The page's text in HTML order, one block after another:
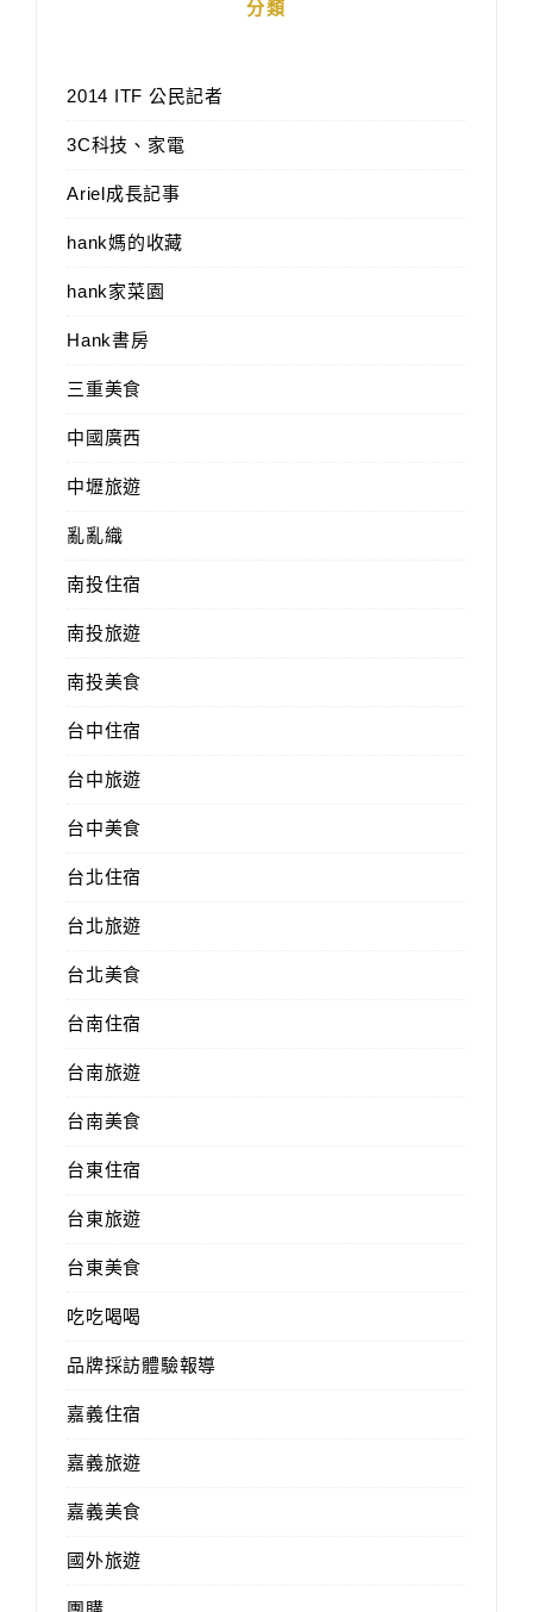
分類
2014 ITF 公民記者
3C科技、家電
Ariel成長記事
hank媽的收藏
hank家菜園
Hank書房
三重美食
中國廣西
中壢旅遊
亂亂織
南投住宿
南投旅遊
南投美食
台中住宿
台中旅遊
台中美食
台北住宿
台北旅遊
台北美食
台南住宿
台南旅遊
台南美食
台東住宿
台東旅遊
台東美食
吃吃喝喝
品牌採訪體驗報導
嘉義住宿
嘉義旅遊
嘉義美食
國外旅遊